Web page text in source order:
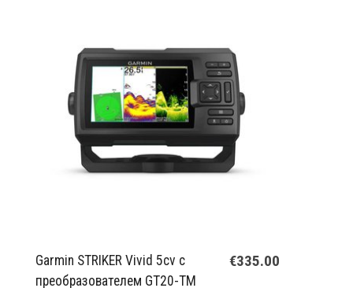
Garmin STRIKER Vivid 5cv с
преобразователем GT20-TM
€335.00